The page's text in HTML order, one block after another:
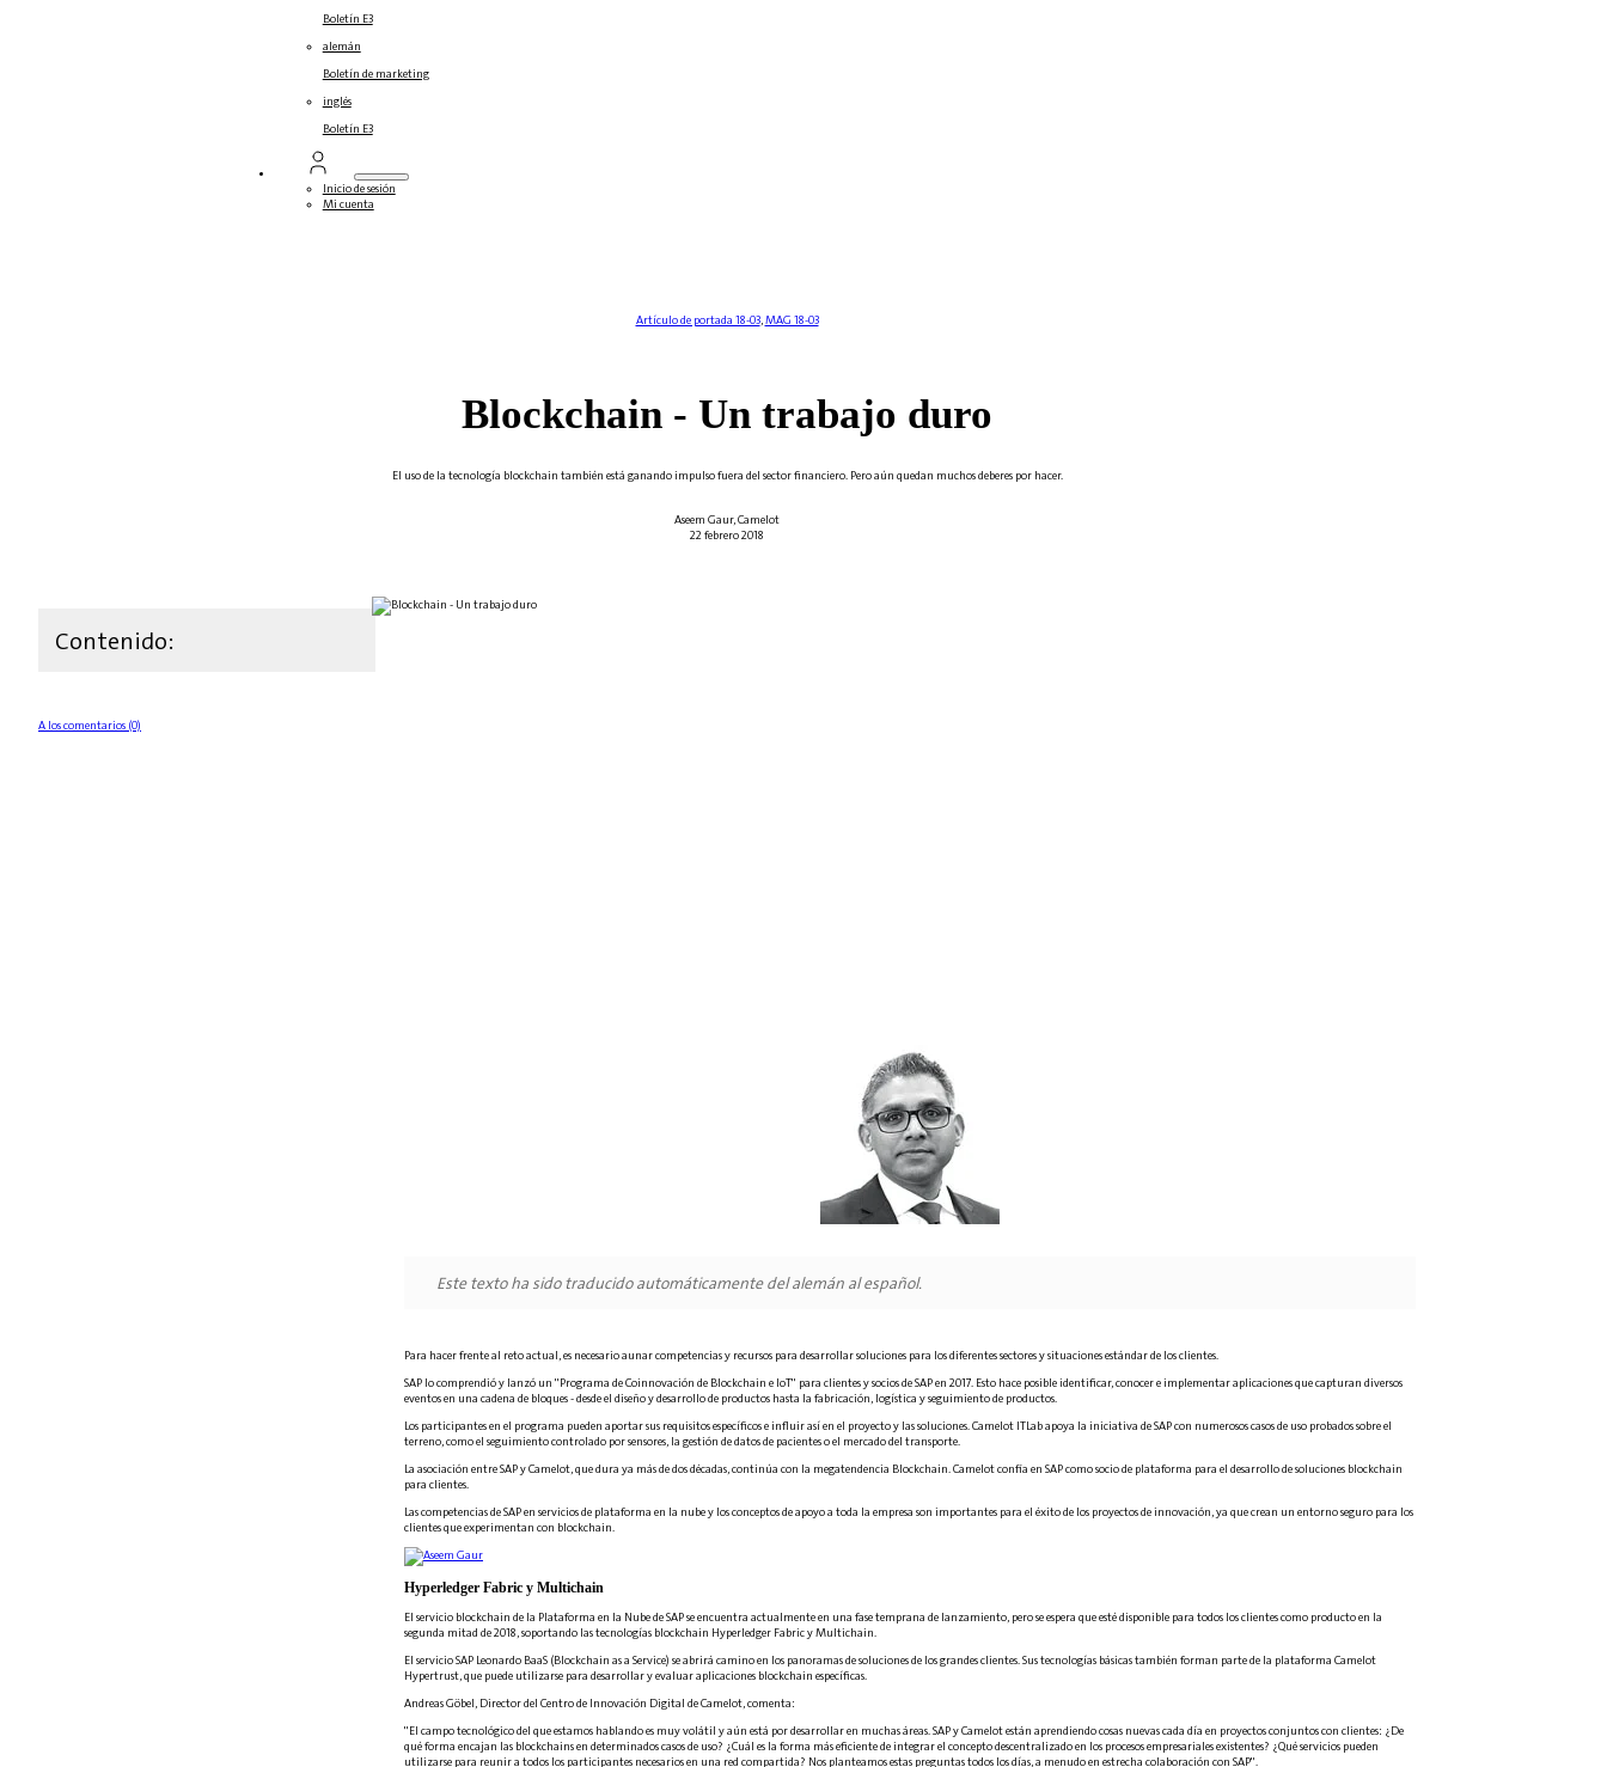
Boletín E3
alemán
Boletín de marketing
inglés
Boletín E3
Inicio de sesión
Mi cuenta
Artículo de portada 18-03,MAG 18-03
Blockchain - Un trabajo duro
El uso de la tecnología blockchain también está ganando impulso fuera del sector financiero. Pero aún quedan muchos deberes por hacer.
Aseem Gaur, Camelot
22 febrero 2018
Contenido:
A los comentarios (0)
Este texto ha sido traducido automáticamente del alemán al español.
Para hacer frente al reto actual, es necesario aunar competencias y recursos para desarrollar soluciones para los diferentes sectores y situaciones estándar de los clientes.
SAP lo comprendió y lanzó un "Programa de Coinnovación de Blockchain e IoT" para clientes y socios de SAP en 2017. Esto hace posible identificar, conocer e implementar aplicaciones que capturan diversos
eventos en una cadena de bloques - desde el diseño y desarrollo de productos hasta la fabricación, logística y seguimiento de productos.
Los participantes en el programa pueden aportar sus requisitos específicos e influir así en el proyecto y las soluciones. Camelot ITLab apoya la iniciativa de SAP con numerosos casos de uso probados sobre el
terreno, como el seguimiento controlado por sensores, la gestión de datos de pacientes o el mercado del transporte.
La asociación entre SAP y Camelot, que dura ya más de dos décadas, continúa con la megatendencia Blockchain. Camelot confía en SAP como socio de plataforma para el desarrollo de soluciones blockchain
para clientes.
Las competencias de SAP en servicios de plataforma en la nube y los conceptos de apoyo a toda la empresa son importantes para el éxito de los proyectos de innovación, ya que crean un entorno seguro para los
clientes que experimentan con blockchain.
Hyperledger Fabric y Multichain
El servicio blockchain de la Plataforma en la Nube de SAP se encuentra actualmente en una fase temprana de lanzamiento, pero se espera que esté disponible para todos los clientes como producto en la
segunda mitad de 2018, soportando las tecnologías blockchain Hyperledger Fabric y Multichain.
El servicio SAP Leonardo BaaS (Blockchain as a Service) se abrirá camino en los panoramas de soluciones de los grandes clientes. Sus tecnologías básicas también forman parte de la plataforma Camelot
Hypertrust, que puede utilizarse para desarrollar y evaluar aplicaciones blockchain específicas.
Andreas Göbel, Director del Centro de Innovación Digital de Camelot, comenta:
"El campo tecnológico del que estamos hablando es muy volátil y aún está por desarrollar en muchas áreas. SAP y Camelot están aprendiendo cosas nuevas cada día en proyectos conjuntos con clientes: ¿De
qué forma encajan las blockchains en determinados casos de uso? ¿Cuál es la forma más eficiente de integrar el concepto descentralizado en los procesos empresariales existentes? ¿Qué servicios pueden
utilizarse para reunir a todos los participantes necesarios en una red compartida? Nos planteamos estas preguntas todos los días, a menudo en estrecha colaboración con SAP".